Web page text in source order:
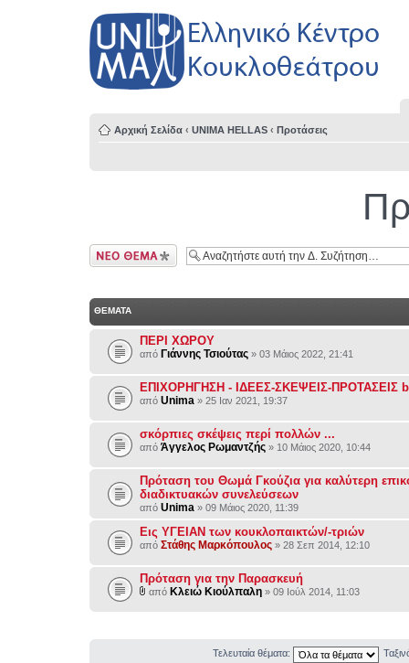
Αρχική Σελίδα ‹ UNIMA HELLAS ‹ Προτάσεις
Δημιουργία νέου
θέματος
ΘΕΜΑΤΑ
ΠΕΡΙ ΧΩΡΟΥ
από Γιάννης Τσιούτας » 03 Μάιος 2022, 21:41
ΕΠΙΧΟΡΗΓΗΣΗ - ΙΔΕΕΣ-ΣΚΕΨΕΙΣ-ΠΡΟΤΑΣΕΙΣ
από Unima » 25 Ιαν 2021, 19:37
σκόρπιες σκέψεις περί πολλών ...
από Άγγελος Ρωμαντζής » 10 Μάιος 2020, 10:44
Πρόταση του Θωμά Γκούζια για καλύτερη
διαδικτυακών συνελεύσεων
από Unima » 09 Μάιος 2020, 11:39
Εις ΥΓΕΙΑΝ των κουκλοπαικτών/-τριών
από Στάθης Μαρκόπουλος » 28 Σεπ 2014, 12:10
Πρόταση για την Παρασκευή
από Κλειώ Κιούλπαλη » 09 Ιούλ 2014, 11:03
Τελευταία θέματα: